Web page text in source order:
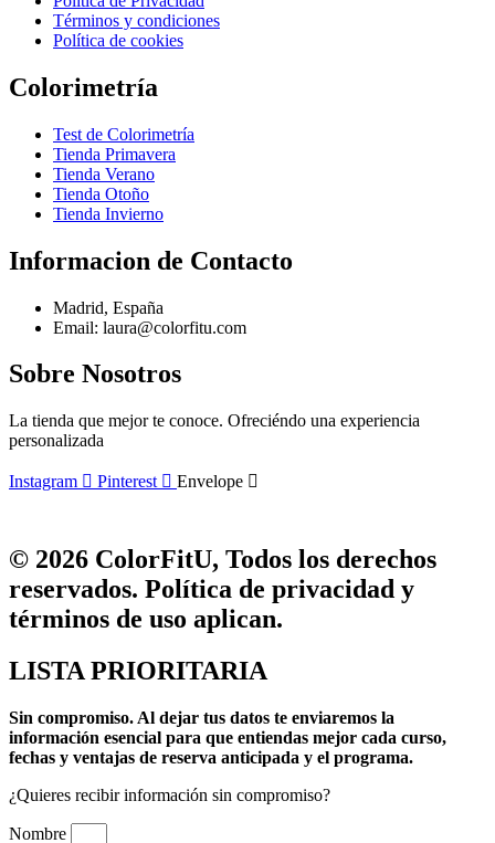
Términos y condiciones
Política de cookies
Colorimetría
Test de Colorimetría
Tienda Primavera
Tienda Verano
Tienda Otoño
Tienda Invierno
Informacion de Contacto
Madrid, España
Email: laura@colorfitu.com
Sobre Nosotros
La tienda que mejor te conoce. Ofreciéndo una experiencia
personalizada
Instagram Pinterest Envelope
© 2026 ColorFitU, Todos los derechos
reservados. Política de privacidad y
términos de uso aplican.
LISTA PRIORITARIA
Sin compromiso. Al dejar tus datos te enviaremos la
información esencial para que entiendas mejor cada curso,
fechas y ventajas de reserva anticipada y el programa.
¿Quieres recibir información sin compromiso?
Nombre